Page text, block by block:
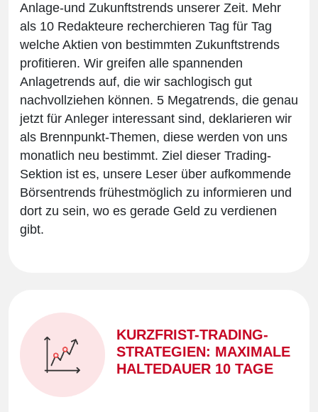
Anlage-und Zukunftstrends unserer Zeit. Mehr
als 10 Redakteure recherchieren Tag für Tag
welche Aktien von bestimmten Zukunftstrends
profitieren. Wir greifen alle spannenden
Anlagetrends auf, die wir sachlogisch gut
nachvollziehen können. 5 Megatrends, die genau
jetzt für Anleger interessant sind, deklarieren wir
als Brennpunkt-Themen, diese werden von uns
monatlich neu bestimmt. Ziel dieser Trading-
Sektion ist es, unsere Leser über aufkommende
Börsentrends frühestmöglich zu informieren und
dort zu sein, wo es gerade Geld zu verdienen
gibt.
KURZFRIST-TRADING-
STRATEGIEN: MAXIMALE
HALTEDAUER 10 TAGE